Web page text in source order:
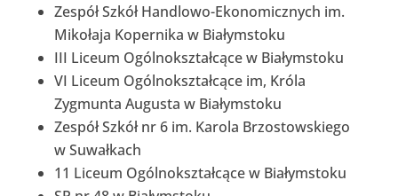
Zespół Szkół Handlowo-Ekonomicznych im.
Mikołaja Kopernika w Białymstoku
III Liceum Ogólnokształcące w Białymstoku
VI Liceum Ogólnokształcące im, Króla
Zygmunta Augusta w Białymstoku
Zespół Szkół nr 6 im. Karola Brzostowskiego
w Suwałkach
11 Liceum Ogólnokształcące w Białymstoku